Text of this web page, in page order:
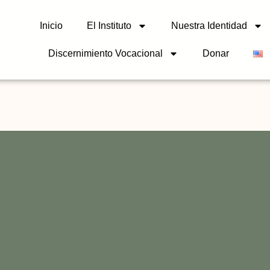
Inicio El Instituto Nuestra Identidad
Discernimiento Vocacional Donar